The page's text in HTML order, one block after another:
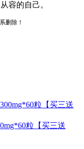
容的自己。
删除！
粒【买三送